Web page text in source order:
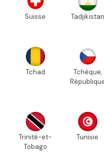
Suisse Tadjikistan
Tchad
Tchèque,
Trinité-et-
Tobago
Tunisie